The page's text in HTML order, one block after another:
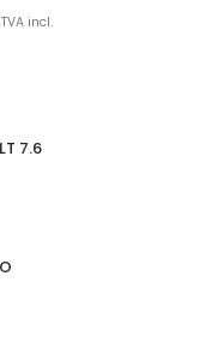
TVA incl.
7.6